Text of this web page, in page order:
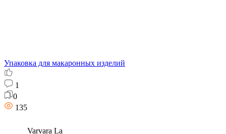
Упаковка для макаронных изделий
1
0
135
Varvara La